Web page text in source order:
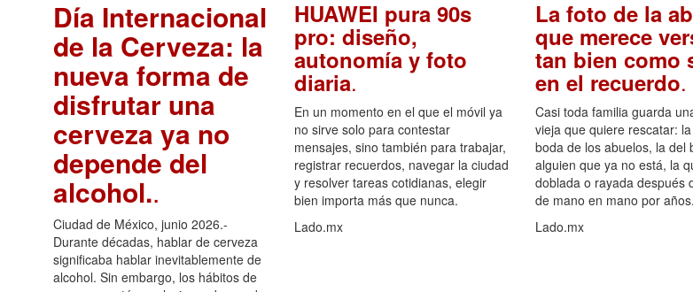
Día Internacional
de la Cerveza: la
nueva forma de
disfrutar una
cerveza ya no
depende del
alcohol..
Ciudad de México, junio 2026.-
Durante décadas, hablar de cerveza
significaba hablar inevitablemente de
alcohol. Sin embargo, los hábitos de
HUAWEI pura 90s
pro: diseño,
autonomía y foto
diaria.
En un momento en el que el móvil ya
no sirve solo para contestar
mensajes, sino también para trabajar,
registrar recuerdos, navegar la ciudad
y resolver tareas cotidianas, elegir
bien importa más que nunca.
Lado.mx
La foto de la
que merece
tan bien como
en el recuerdo.
Casi toda familia guarda
vieja que quiere rescatar:
boda de los abuelos, la del
alguien que ya no está, la
doblada o rayada después
de mano en mano por años.
Lado.mx